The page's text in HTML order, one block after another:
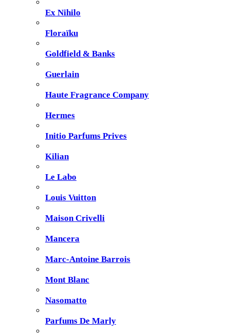
Ex Nihilo
Floraïku
Goldfield & Banks
Guerlain
Haute Fragrance Company
Hermes
Initio Parfums Prives
Kilian
Le Labo
Louis Vuitton
Maison Crivelli
Mancera
Marc-Antoine Barrois
Mont Blanc
Nasomatto
Parfums De Marly